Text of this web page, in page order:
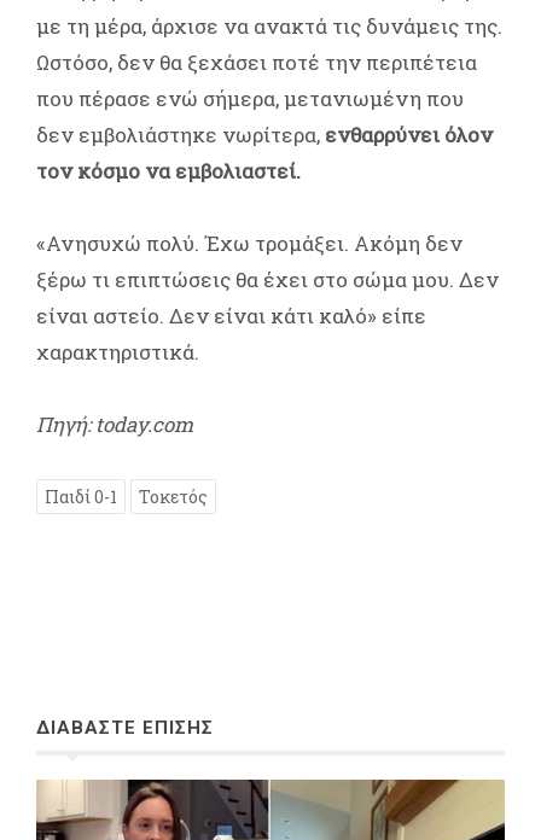
με τη μέρα, άρχισε να ανακτά τις δυνάμεις της.
Ωστόσο, δεν θα ξεχάσει ποτέ την περιπέτεια
που πέρασε ενώ σήμερα, μετανιωμένη που
δεν εμβολιάστηκε νωρίτερα, ενθαρρύνει όλον
τον κόσμο να εμβολιαστεί.
«Ανησυχώ πολύ. Έχω τρομάξει. Ακόμη δεν
ξέρω τι επιπτώσεις θα έχει στο σώμα μου. Δεν
είναι αστείο. Δεν είναι κάτι καλό» είπε
χαρακτηριστικά.
Πηγή: today.com
Παιδί 0-1 Τοκετός
ΔΙΑΒΑΣΤΕ ΕΠΙΣΗΣ